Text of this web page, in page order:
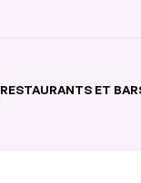
RESTAURANTS ET